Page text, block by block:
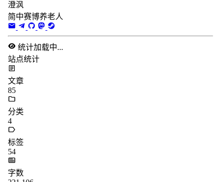
文章
85
分类
4
标签
54
字数
221,106
运行天数
2355
最后活动
13 天前